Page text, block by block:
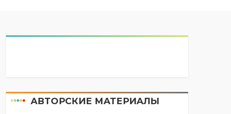
АВТОРСКИЕ МАТЕРИАЛЫ